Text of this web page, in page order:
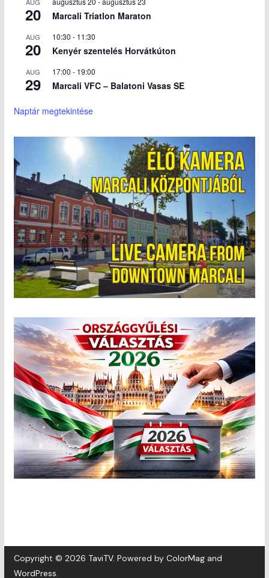
20 Marcali Triatlon Maraton
AUG
20
10:30 - 11:30
Kenyér szentelés Horvátkúton
AUG
29
17:00 - 19:00
Marcali VFC – Balatoni Vasas SE
Naptár megtekintése
Copyright © 2026 TaviTV. Powered by ColorMagand
WordPress.